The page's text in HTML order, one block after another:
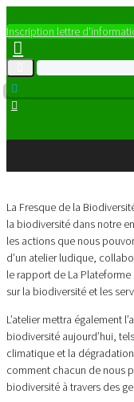
Inscription lettre
La Fresque de la
la biodiversité dans notre
les actions que nous
d’un atelier ludique,
le rapport de La
sur la biodiversité et les
L’atelier mettra également
biodiversité aujourd’hui,
climatique et la
comment chacun de nous
biodiversité à travers des